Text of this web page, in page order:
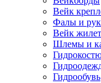
Вейк
Фалы и
Вейк
Шлемы и
Гидрообувь